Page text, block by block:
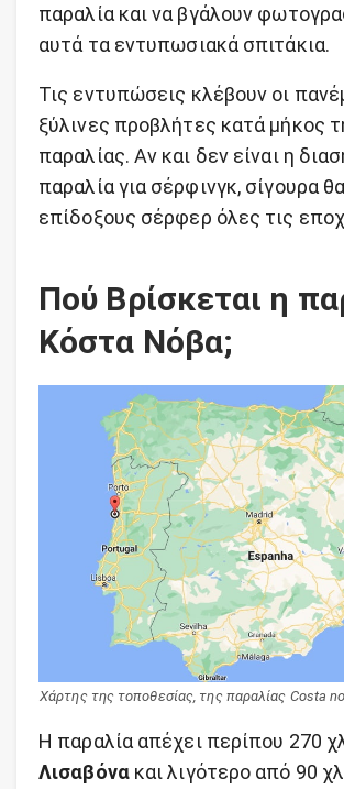
παραλία και να βγάλουν
αυτά τα εντυπωσιακά σπιτάκια.
Τις εντυπώσεις κλέβουν οι
ξύλινες προβλήτες κατά μήκος
παραλίας. Αν και δεν είναι η
παραλία για σέρφινγκ, σίγουρα
επίδοξους σέρφερ όλες τις
Πού Βρίσκεται η
Κόστα Νόβα;
Χάρτης της τοποθεσίας, της παραλίας Costa
Η παραλία απέχει περίπου 270
Λισαβόνακαι λιγότερο από 90